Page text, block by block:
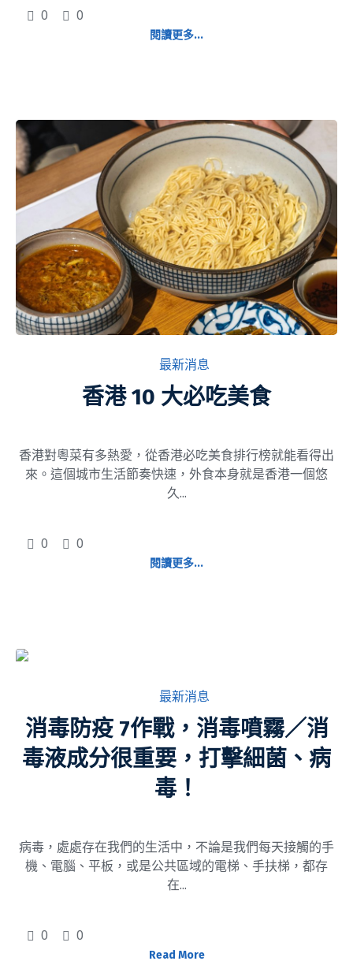
0 0
閱讀更多...
最新消息
香港 10 大必吃美食
香港對粵菜有多熱愛，從香港必吃美食排行榜就能看得出
來。這個城市生活節奏快速，外食本身就是香港一個悠
久...
0 0
閱讀更多...
最新消息
消毒防疫 7作戰，消毒噴霧／消
毒液成分很重要，打擊細菌、病
毒！
病毒，處處存在我們的生活中，不論是我們每天接觸的手
機、電腦、平板，或是公共區域的電梯、手扶梯，都存
在...
0 0
Read More